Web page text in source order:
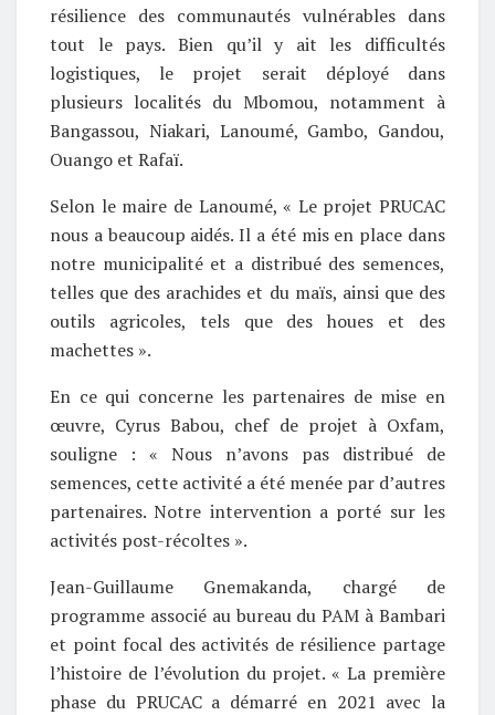
résilience des communautés vulnérables dans
tout le pays. Bien qu’il y ait les difficultés
logistiques, le projet serait déployé dans
plusieurs localités du Mbomou, notamment à
Bangassou, Niakari, Lanoumé, Gambo, Gandou,
Ouango et Rafaï.
Selon le maire de Lanoumé, « Le projet PRUCAC
nous a beaucoup aidés. Il a été mis en place dans
notre municipalité et a distribué des semences,
telles que des arachides et du maïs, ainsi que des
outils agricoles, tels que des houes et des
machettes ».
En ce qui concerne les partenaires de mise en
œuvre, Cyrus Babou, chef de projet à Oxfam,
souligne : « Nous n’avons pas distribué de
semences, cette activité a été menée par d’autres
partenaires. Notre intervention a porté sur les
activités post-récoltes ».
Jean-Guillaume Gnemakanda, chargé de
programme associé au bureau du PAM à Bambari
et point focal des activités de résilience partage
l’histoire de l’évolution du projet. « La première
phase du PRUCAC a démarré en 2021 avec la